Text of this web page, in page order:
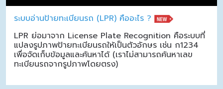
ระบบอ่านป้ายทะเบียนรถ (LPR) คืออะไร ?
LPR ย่อมาจาก License Plate Recognition คือระบบที่
แปลงรูปภาพป้ายทะเบียนรถให้เป็นตัวอักษร เช่น ก1234
เพื่อจัดเก็บข้อมูลและค้นหาได้ (เราไม่สามารถค้นหาเลข
ทะเบียนรถจากรูปภาพโดยตรง)